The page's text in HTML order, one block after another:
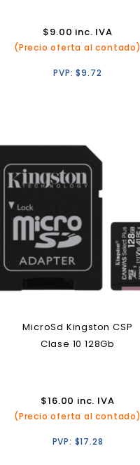
$9.00 inc. IVA
(Precio oferta al contado)
PVP:$9.72
MicroSd Kingston CSP
Clase 10 128Gb
$16.00 inc. IVA
(Precio oferta al contado)
PVP: $17.28